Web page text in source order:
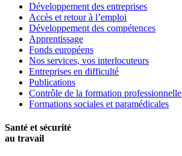
Développement des entreprises
Accès et retour à l’emploi
Développement des compétences
Apprentissage
Fonds européens
Nos services, vos interlocuteurs
Entreprises en difficulté
Publications
Contrôle de la formation professionnelle
Formations sociales et paramédicales
Santé et sécurité
au travail